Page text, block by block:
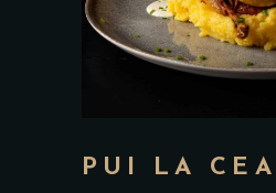
PUI LA